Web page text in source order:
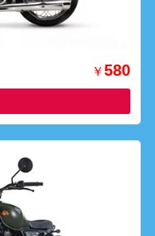
￥580